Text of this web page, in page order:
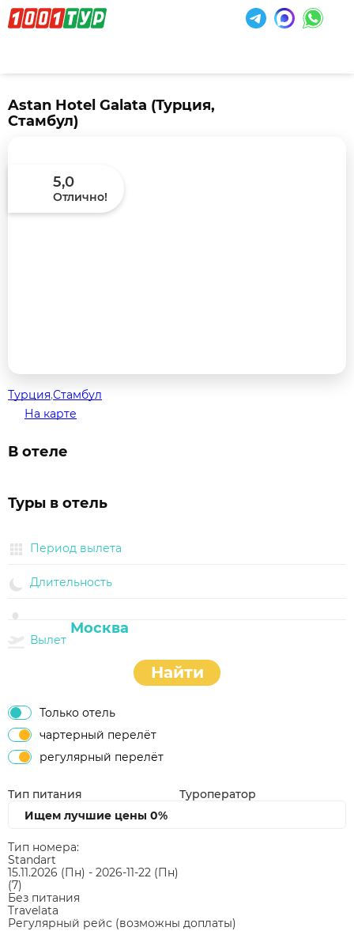
Astan Hotel Galata (Турция,
Стамбул)
5,0
Отлично!
Турция,Стамбул
На карте
В отеле
Туры в отель
Период вылета
Длительность
Вылет
Найти
Только отель
чартерный перелёт
регулярный перелёт
Тип питания
Туроператор
Ищем лучшие цены 0%
Тип номера:
Standart
15.11.2026 (Пн) - 2026-11-22 (Пн)
(7)
Без питания
Travelata
Регулярный рейс (возможны доплаты)